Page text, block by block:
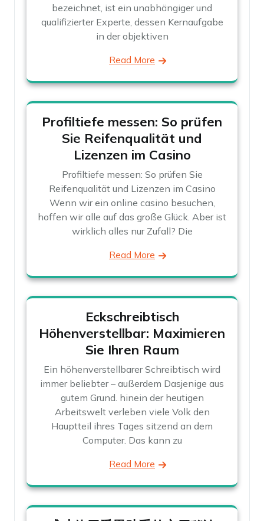
bezeichnet, ist ein unabhängiger und
qualifizierter Experte, dessen Kernaufgabe
in der objektiven
Read More
Profiltiefe messen: So prüfen
Sie Reifenqualität und
Lizenzen im Casino
Profiltiefe messen: So prüfen Sie
Reifenqualität und Lizenzen im Casino
Wenn wir ein online casino besuchen,
hoffen wir alle auf das große Glück. Aber ist
wirklich alles nur Zufall? Die
Read More
Eckschreibtisch
Höhenverstellbar: Maximieren
Sie Ihren Raum
Ein höhenverstellbarer Schreibtisch wird
immer beliebter – außerdem Dasjenige aus
gutem Grund. hinein der heutigen
Arbeitswelt verleben viele Volk den
Hauptteil ihres Tages sitzend an dem
Computer. Das kann zu
Read More